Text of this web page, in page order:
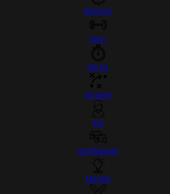
Aksiyon
Spor
Sürüş
Strateji
Kız
multiplayer
Mantık